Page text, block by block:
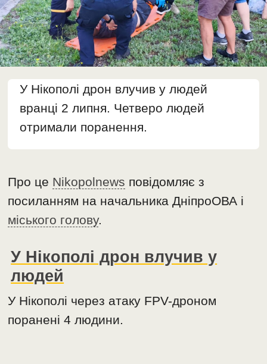
У Нікополі дрон влучив у людей
вранці 2 липня. Четверо людей
отримали поранення.
Про це Nikopolnews повідомляє з
посиланням на начальника ДніпроОВА і
міського голову.
У Нікополі дрон влучив у
людей
У Нікополі через атаку FPV-дроном
поранені 4 людини.